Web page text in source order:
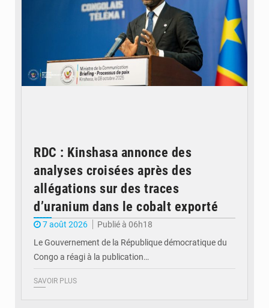
RDC : Kinshasa annonce des
analyses croisées après des
allégations sur des traces
d’uranium dans le cobalt exporté
7 août 2026
Publié à 06h18
Le Gouvernement de la République démocratique du
Congo a réagi à la publication…
SAVOIR PLUS